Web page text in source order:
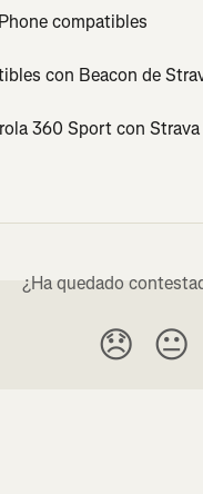
compatibles
con Beacon de
360 Sport con Strava
¿Ha quedado
😞 😐